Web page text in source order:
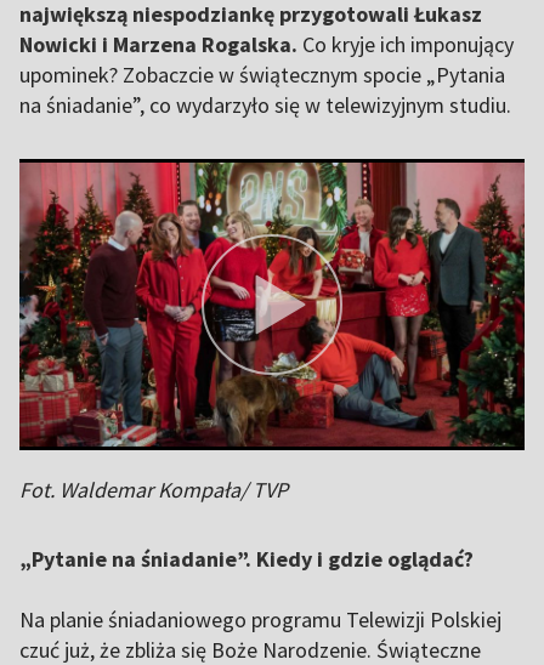
największą niespodziankę przygotowali Łukasz
Nowicki i Marzena Rogalska. Co kryje ich imponujący
upominek? Zobaczcie w świątecznym spocie „Pytania
na śniadanie”, co wydarzyło się w telewizyjnym studiu.
Fot. Waldemar Kompała/ TVP
„Pytanie na śniadanie”. Kiedy i gdzie oglądać?
Na planie śniadaniowego programu Telewizji Polskiej
czuć już, że zbliża się Boże Narodzenie. Świąteczne